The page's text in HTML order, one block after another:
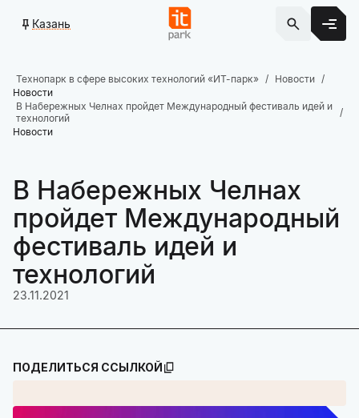
Казань
Технопарк в сфере высоких технологий «ИТ-парк»
Новости
Новости
В Набережных Челнах пройдет Международный фестиваль идей и
технологий
Новости
В Набережных Челнах
пройдет Международный
фестиваль идей и
технологий
23.11.2021
ПОДЕЛИТЬСЯ ССЫЛКОЙ